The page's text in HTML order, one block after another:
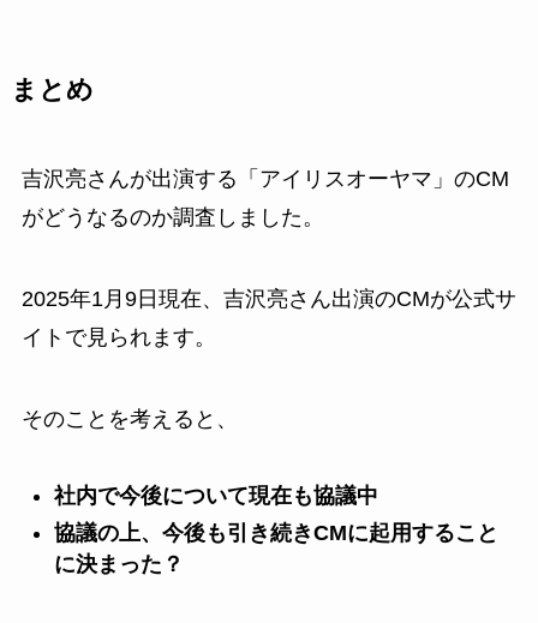
まとめ
吉沢亮さんが出演する「アイリスオーヤマ」のCM
がどうなるのか調査しました。
2025年1月9日現在、吉沢亮さん出演のCMが公式サ
イトで見られます。
そのことを考えると、
社内で今後について現在も協議中
協議の上、今後も引き続きCMに起用すること
に決まった？